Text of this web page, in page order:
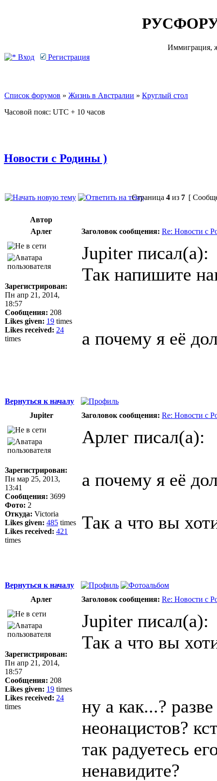
Иммиграция,
Вход
Регистрация
Список форумов » Жизнь в Австралии » Круглый стол
Часовой пояс: UTC + 10 часов
Новости с Родины )
Страница 4 из 7 [
Автор
Арлег
Заголовок сообщения: Re: Новости с
Зарегистрирован:
Пн апр 21, 2014,
18:57
Сообщения: 208
Likes given: 19 times
Likes received: 24
times
Jupiter писал(а):
Так напишите
а почему я её
Вернуться к началу
Jupiter
Заголовок сообщения: Re: Новости с
Зарегистрирован:
Пн мар 25, 2013,
13:41
Сообщения: 3699
Фото: 2
Откуда: Victoria
Likes given: 485 times
Likes received: 421
times
Арлег писал(а):
а почему я её
Так а что вы
Вернуться к началу
Арлег
Заголовок сообщения: Re: Новости с
Зарегистрирован:
Пн апр 21, 2014,
18:57
Сообщения: 208
Likes given: 19 times
Likes received: 24
times
Jupiter писал(а):
Так а что вы
ну а как...?
неонацистов?
так радуетесь
ненавидите?